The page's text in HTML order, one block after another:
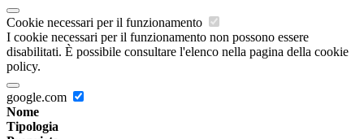
Cookie necessari per il funzionamento
I cookie necessari per il funzionamento non possono essere
disabilitati. È possibile consultare l'elenco nella pagina della cookie
policy.
google.com
Nome
Tipologia